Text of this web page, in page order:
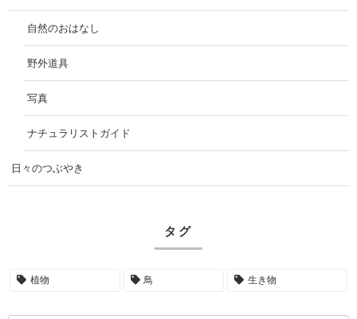
自然のおはなし
野外道具
写真
ナチュラリストガイド
日々のつぶやき
タグ
植物 鳥 生き物